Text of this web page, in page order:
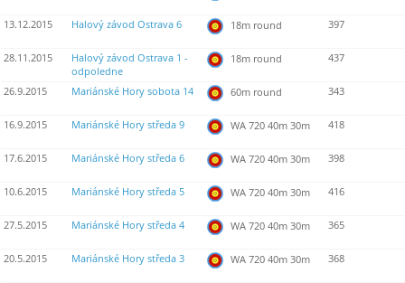
13.12.2015 Halový závod Ostrava 6 18m round 397
28.11.2015
Halový závod Ostrava 1 -
odpoledne
18m round 437
26.9.2015 Mariánské Hory sobota 14 60m round 343
16.9.2015 Mariánské Hory středa 9 WA 720 40m 30m 418
17.6.2015 Mariánské Hory středa 6 WA 720 40m 30m 398
10.6.2015 Mariánské Hory středa 5 WA 720 40m 30m 416
27.5.2015 Mariánské Hory středa 4 WA 720 40m 30m 365
20.5.2015 Mariánské Hory středa 3 WA 720 40m 30m 368